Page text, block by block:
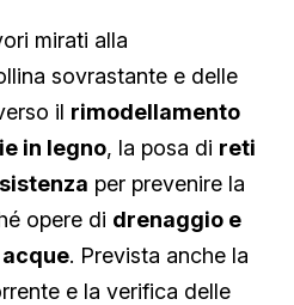
mirati alla
sovrastante e delle
il rimodellamento
in legno, la posa di reti
per prevenire la
opere di drenaggio e
. Prevista anche la
e la verifica delle